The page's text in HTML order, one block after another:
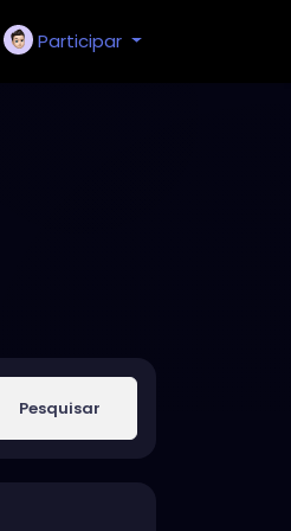
Participar
Pesquisar